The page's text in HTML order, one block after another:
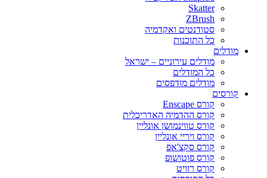
Skatter
ZBrush
סטודנטים ואקדמיה
כל התוכנות
מודלים
מודלים עירוניים – ישראל
כל המודלים
מודלים מודפסים
קורסים
קורס Enscape
קורס ההדמיה האדריכלית
קורס טווינמושן אונליין
קורס ויריי אונליין
קורס סקצ'אפ
קורס פוטושופ
קורס רוויט